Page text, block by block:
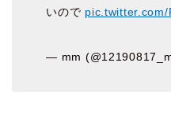
いので pic.twitter.com/
— mm